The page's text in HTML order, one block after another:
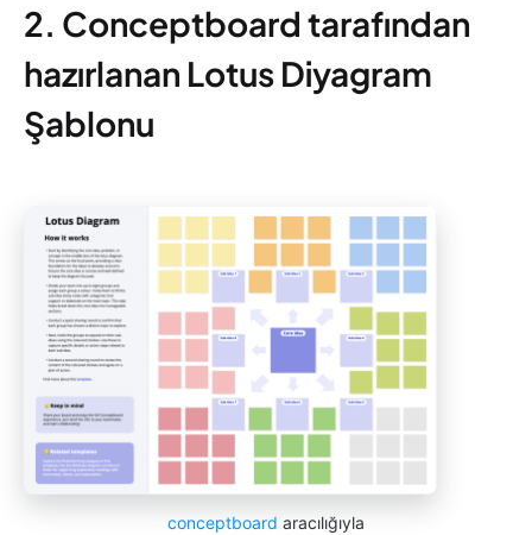
2. Conceptboard tarafından
hazırlanan Lotus Diyagram
Şablonu
conceptboard aracılığıyla